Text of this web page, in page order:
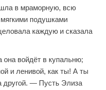
в мраморную, всю
подушками
каждую и сказала
она войдёт в купальню;
и ленивой, как ты! А ты
другой. — Пусть Элиза